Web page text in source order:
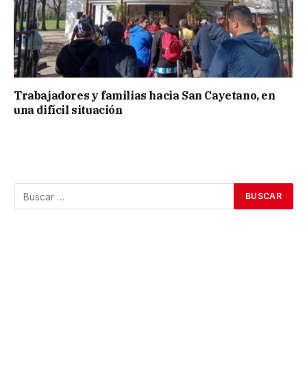
Trabajadores y familias hacia San Cayetano, en
una difícil situación